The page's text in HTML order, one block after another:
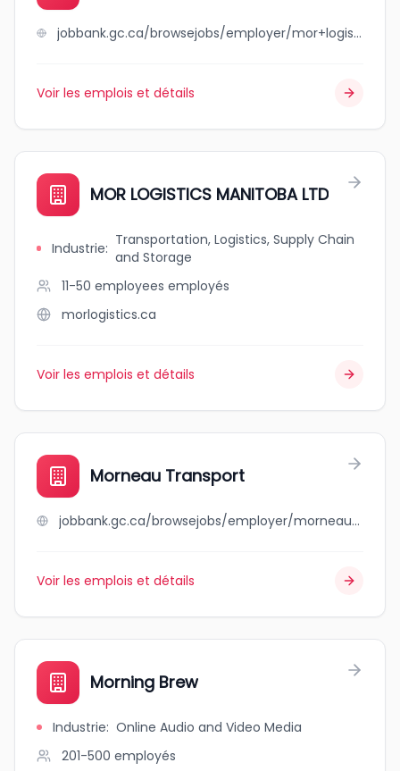
jobbank.gc.ca/browsejobs/employer/mor+logistics+manitoba+limited/ca
Voir les emplois et détails
MOR LOGISTICS MANITOBA LTD
Industrie: Transportation, Logistics, Supply Chain
and Storage
11-50 employees employés
morlogistics.ca
Voir les emplois et détails
Morneau Transport
jobbank.gc.ca/browsejobs/employer/morneau+transport/ca
Voir les emplois et détails
Morning Brew
Industrie: Online Audio and Video Media
201-500 employés